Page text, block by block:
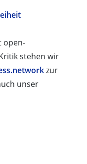
open-
stehen wir
zur
unser